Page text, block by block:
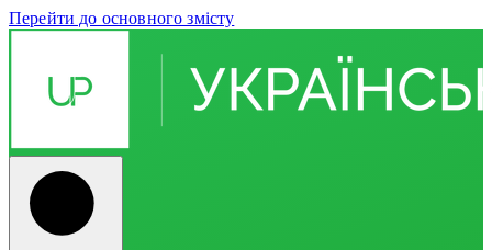
Перейти до основного змісту